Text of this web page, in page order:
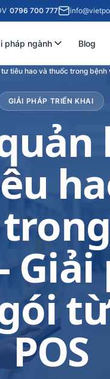
0796 700 777
pháp ngành Blog
tư tiêu hao và thuốc trong bệnh
GIẢI PHÁP TRIỂN KHAI
POS